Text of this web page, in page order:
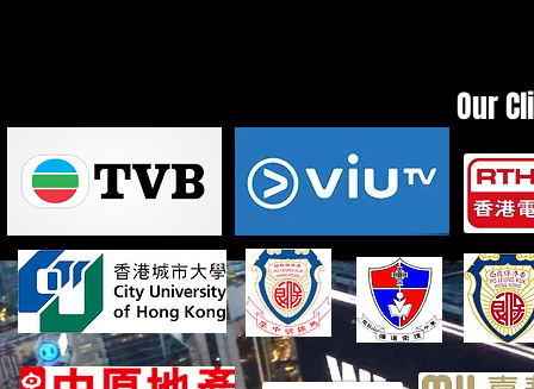
Our